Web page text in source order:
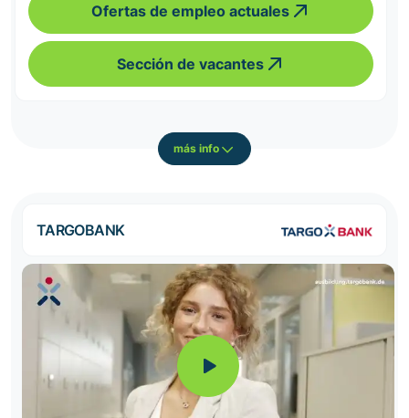
Ofertas de empleo actuales
Sección de vacantes
más info
TARGOBANK